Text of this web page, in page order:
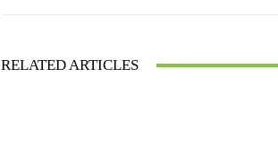
RELATED ARTICLES